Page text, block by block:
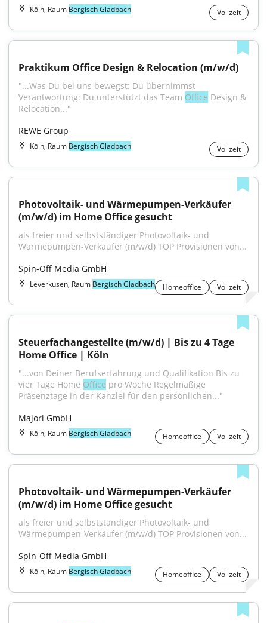
Köln, Raum Bergisch Gladbach Vollzeit
Praktikum Office Design & Relocation (m/w/d)
"...Was Du bei uns bewegst: Du übernimmst
Verantwortung: Du unterstützt das Team Office Design &
Relocation..."
REWE Group
Köln, Raum Bergisch Gladbach Vollzeit
Photovoltaik- und Wärmepumpen-Verkäufer
(m/w/d) im Home Office gesucht
als freier und selbstständiger Photovoltaik- und
Wärmepumpen-Verkäufer (m/w/d) TOP Provisionen von...
Spin-Off Media GmbH
Leverkusen, Raum Bergisch Gladbach Homeoffice Vollzeit
Steuerfachangestellte (m/w/d) | Bis zu 4 Tage
Home Office | Köln
"...von Deiner Berufserfahrung und Qualifikation Bis zu
vier Tage Home Office pro Woche Regelmäßige
Präsenztage in der Kanzlei für den persönlichen..."
Majori GmbH
Köln, Raum Bergisch Gladbach Homeoffice Vollzeit
Photovoltaik- und Wärmepumpen-Verkäufer
(m/w/d) im Home Office gesucht
als freier und selbstständiger Photovoltaik- und
Wärmepumpen-Verkäufer (m/w/d) TOP Provisionen von...
Spin-Off Media GmbH
Köln, Raum Bergisch Gladbach Homeoffice Vollzeit